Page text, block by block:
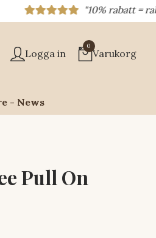
"10% rabatt = rabattkod
Logga in
0
Varukorg
- News
Pull On